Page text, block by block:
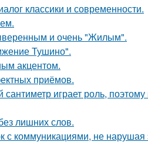
классики и современности.
и очень "Жилым".
Тушино".
акцентом.
приёмов.
играет роль,
лишних слов.
коммуникациями, не нарушая